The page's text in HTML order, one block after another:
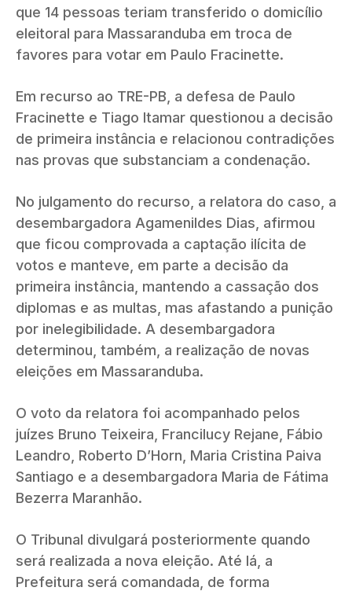
que 14 pessoas teriam transferido o domicílio
eleitoral para Massaranduba em troca de
favores para votar em Paulo Fracinette.
Em recurso ao TRE-PB, a defesa de Paulo
Fracinette e Tiago Itamar questionou a decisão
de primeira instância e relacionou contradições
nas provas que substanciam a condenação.
No julgamento do recurso, a relatora do caso, a
desembargadora Agamenildes Dias, afirmou
que ficou comprovada a captação ilícita de
votos e manteve, em parte a decisão da
primeira instância, mantendo a cassação dos
diplomas e as multas, mas afastando a punição
por inelegibilidade. A desembargadora
determinou, também, a realização de novas
eleições em Massaranduba.
O voto da relatora foi acompanhado pelos
juízes Bruno Teixeira, Francilucy Rejane, Fábio
Leandro, Roberto D’Horn, Maria Cristina Paiva
Santiago e a desembargadora Maria de Fátima
Bezerra Maranhão.
O Tribunal divulgará posteriormente quando
será realizada a nova eleição. Até lá, a
Prefeitura será comandada, de forma